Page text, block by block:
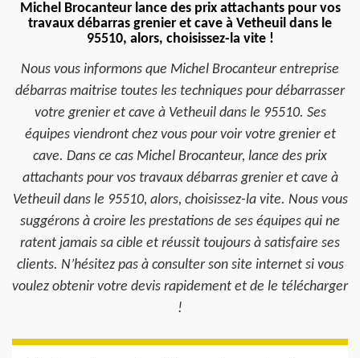
Michel Brocanteur lance des prix attachants pour vos
travaux débarras grenier et cave à Vetheuil dans le
95510, alors, choisissez-la vite !
Nous vous informons que Michel Brocanteur entreprise
débarras maitrise toutes les techniques pour débarrasser
votre grenier et cave à Vetheuil dans le 95510. Ses
équipes viendront chez vous pour voir votre grenier et
cave. Dans ce cas Michel Brocanteur, lance des prix
attachants pour vos travaux débarras grenier et cave à
Vetheuil dans le 95510, alors, choisissez-la vite. Nous vous
suggérons à croire les prestations de ses équipes qui ne
ratent jamais sa cible et réussit toujours à satisfaire ses
clients. N’hésitez pas à consulter son site internet si vous
voulez obtenir votre devis rapidement et de le télécharger
!